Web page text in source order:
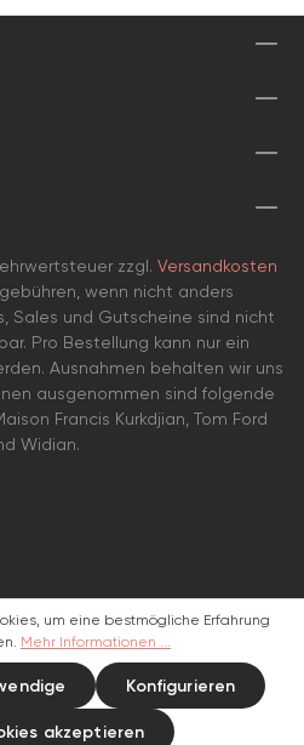
zzgl. Versandkosten
wenn nicht anders
Sales und Gutscheine sind nicht
Pro Bestellung kann nur ein
Ausnahmen behalten wir uns
ausgenommen sind folgende
Francis Kurkdjian, Tom Ford
Widian.
um eine bestmögliche Erfahrung
Mehr Informationen ...
Konfigurieren
akzeptieren